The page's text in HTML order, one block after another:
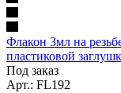
Флакон 3мл на
пластиковой
Под заказ
Арт.: FL192